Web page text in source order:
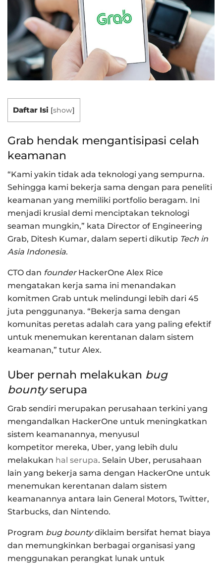
Daftar Isi [show]
Grab hendak mengantisipasi celah
keamanan
“Kami yakin tidak ada teknologi yang sempurna.
Sehingga kami bekerja sama dengan para peneliti
keamanan yang memiliki portfolio beragam. Ini
menjadi krusial demi menciptakan teknologi
seaman mungkin,” kata Director of Engineering
Grab, Ditesh Kumar, dalam seperti dikutip Tech in
Asia Indonesia.
CTO dan founderHackerOne Alex Rice
mengatakan kerja sama ini menandakan
komitmen Grab untuk melindungi lebih dari 45
juta penggunanya. “Bekerja sama dengan
komunitas peretas adalah cara yang paling efektif
untuk menemukan kerentanan dalam sistem
keamanan,” tutur Alex.
Uber pernah melakukan bug
bountyserupa
Grab sendiri merupakan perusahaan terkini yang
mengandalkan HackerOne untuk meningkatkan
sistem keamanannya, menyusul
kompetitor mereka, Uber, yang lebih dulu
melakukan hal serupa. Selain Uber, perusahaan
lain yang bekerja sama dengan HackerOne untuk
menemukan kerentanan dalam sistem
keamanannya antara lain General Motors, Twitter,
Starbucks, dan Nintendo.
Program bug bountydiklaim bersifat hemat biaya
dan memungkinkan berbagai organisasi yang
menggunakan perangkat lunak untuk